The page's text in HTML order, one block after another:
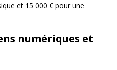
et 15 000 € pour une
numériques et